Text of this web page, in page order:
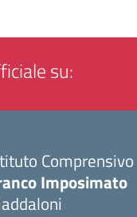
su:
Comprensivo
Imposimato